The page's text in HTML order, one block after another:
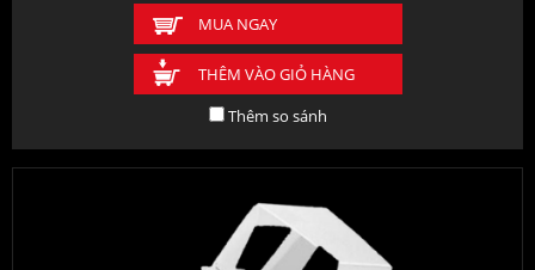
MUA NGAY
THÊM VÀO GIỎ HÀNG
Thêm so sánh